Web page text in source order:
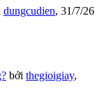
dungcudien, 31/7/26
bởi thegioigiay,